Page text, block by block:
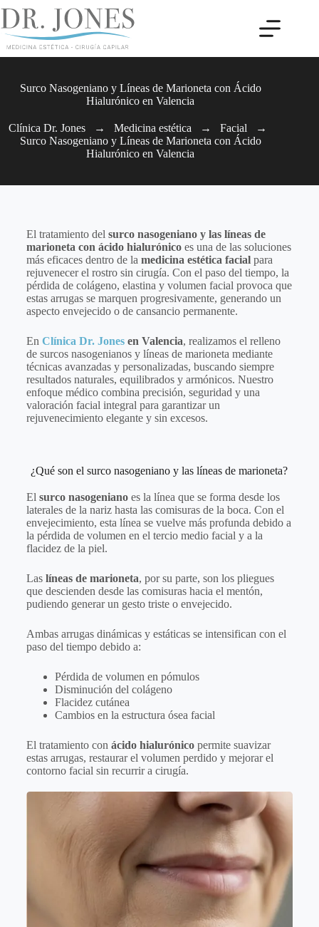
Surco Nasogeniano y Líneas de Marioneta con Ácido
Hialurónico en Valencia
Clínica Dr. Jones→ Medicina estética → Facial →
Surco Nasogeniano y Líneas de Marioneta con Ácido
Hialurónico en Valencia
El tratamiento del surco nasogeniano y las líneas de
marioneta con ácido hialurónicoes una de las soluciones
más eficaces dentro de la medicina estética facialpara
rejuvenecer el rostro sin cirugía. Con el paso del tiempo, la
pérdida de colágeno, elastina y volumen facial provoca que
estas arrugas se marquen progresivamente, generando un
aspecto envejecido o de cansancio permanente.
En Clínica Dr. Jonesen Valencia, realizamos el relleno
de surcos nasogenianos y líneas de marioneta mediante
técnicas avanzadas y personalizadas, buscando siempre
resultados naturales, equilibrados y armónicos. Nuestro
enfoque médico combina precisión, seguridad y una
valoración facial integral para garantizar un
rejuvenecimiento elegante y sin excesos.
¿Qué son el surco nasogeniano y las líneas de marioneta?
El surco nasogenianoes la línea que se forma desde los
laterales de la nariz hasta las comisuras de la boca. Con el
envejecimiento, esta línea se vuelve más profunda debido a
la pérdida de volumen en el tercio medio facial y a la
flacidez de la piel.
Las líneas de marioneta, por su parte, son los pliegues
que descienden desde las comisuras hacia el mentón,
pudiendo generar un gesto triste o envejecido.
Ambas arrugas dinámicas y estáticas se intensifican con el
paso del tiempo debido a:
Pérdida de volumen en pómulos
Disminución del colágeno
Flacidez cutánea
Cambios en la estructura ósea facial
El tratamiento con ácido hialurónicopermite suavizar
estas arrugas, restaurar el volumen perdido y mejorar el
contorno facial sin recurrir a cirugía.